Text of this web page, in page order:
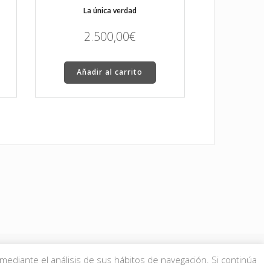
La única verdad
2.500,00€
Añadir al carrito
el análisis de sus hábitos de navegación. Si continúa